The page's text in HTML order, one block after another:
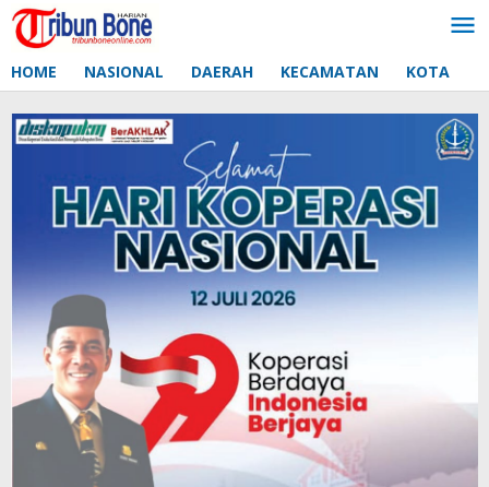
Lewati
ke
HOME NASIONAL DAERAH KECAMATAN KOTA